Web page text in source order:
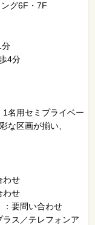
グ6F・7F
分
4分
名用セミプライベー
な区画が揃い、
わせ
わせ
：要問い合わせ
ラス／テレフォンア